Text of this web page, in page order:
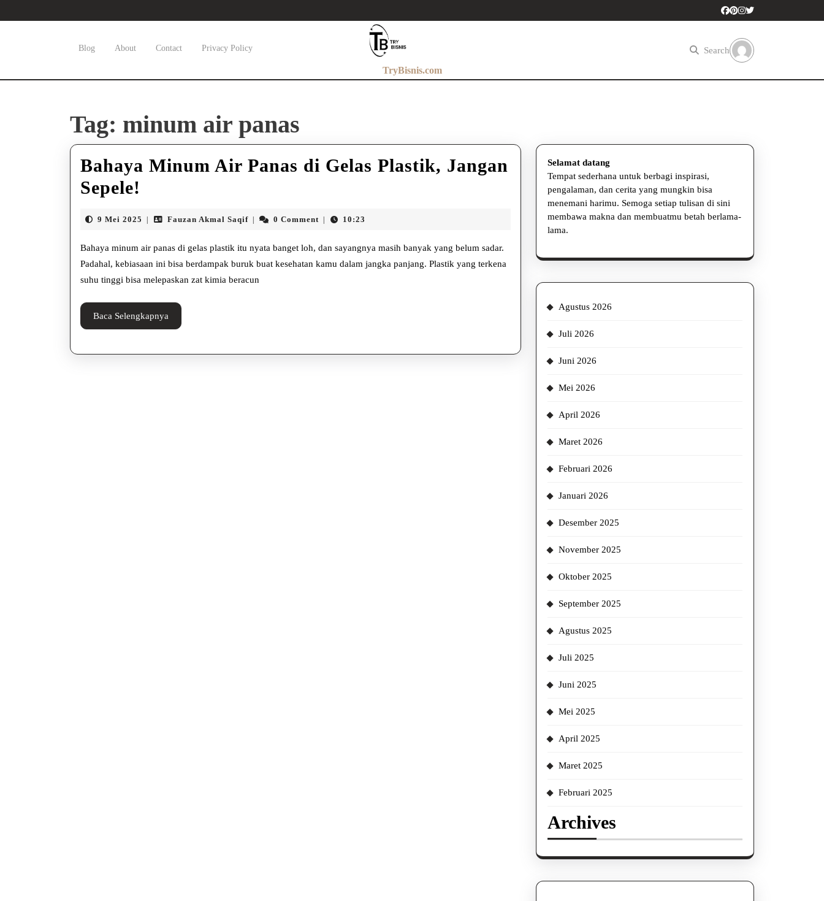
to
Blog About Contact Privacy Policy
TryBisnis.com
Search
Tag: minum air panas
Bahaya Minum Air Panas di Gelas Plastik, Jangan
Sepele!
Air
Panas
di
Gelas
Plastik,
9 Mei 2025 Fauzan Akmal SaqifFauzan0 Comment 10:23
Bahaya minum air panas di gelas plastik itu nyata banget loh, dan sayangnya masih banyak yang belum sadar.
Padahal, kebiasaan ini bisa berdampak buruk buat kesehatan kamu dalam jangka panjang. Plastik yang terkena
suhu tinggi bisa melepaskan zat kimia beracun
Baca Selengkapnya
Selengkapnya
Selamat datang
Tempat sederhana untuk berbagi inspirasi,
pengalaman, dan cerita yang mungkin bisa
menemani harimu. Semoga setiap tulisan di sini
membawa makna dan membuatmu betah berlama-
lama.
Agustus 2026
Juli 2026
Juni 2026
Mei 2026
April 2026
Maret 2026
Februari 2026
Januari 2026
Desember 2025
November 2025
Oktober 2025
September 2025
Agustus 2025
Juli 2025
Juni 2025
Mei 2025
April 2025
Maret 2025
Februari 2025
Archives